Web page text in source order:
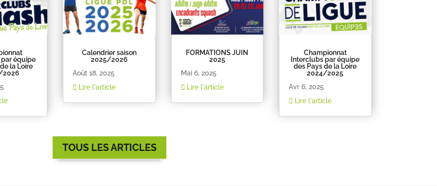
équipe
la Loire
2026
Calendrier saison
2025/2026
Août 18, 2025
Lire l'article
FORMATIONS JUIN
2025
Mai 6, 2025
Lire l'article
Championnat
Interclubs par équipe
des Pays de la Loire
2024/2025
Avr 6, 2025
Lire l'article
TOUS LES ARTICLES